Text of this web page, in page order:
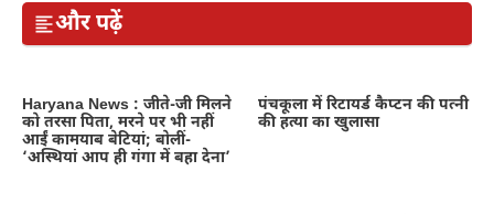
और पढ़ें
Haryana News : जीते-जी मिलने
को तरसा पिता, मरने पर भी नहीं
आईं कामयाब बेटियां; बोलीं-
‘अस्थियां आप ही गंगा में बहा देना’
पंचकूला में रिटायर्ड कैप्टन की पत्नी
की हत्या का खुलासा